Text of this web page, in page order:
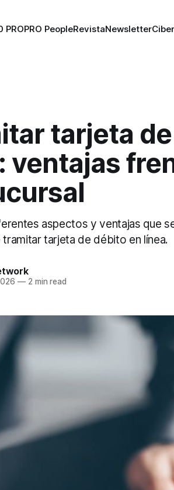
PROPRO PeopleRevistaNewsletter
tarjeta
ventajas
aspectos y ventajas que
tarjeta de débito en línea.
—2 min read